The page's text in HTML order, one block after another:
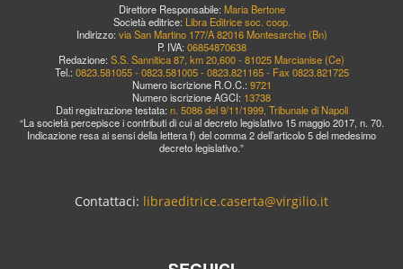
Direttore Responsabile: Maria Bertone
Società editrice: Libra Editrice soc. coop.
Indirizzo: via San Martino 177/A 82016 Montesarchio (Bn)
P. IVA: 06854870638
Redazione: S.S. Sannitica 87, km 20,600 - 81025 Marcianise (Ce)
Tel.: 0823.581055 - 0823.581005 - 0823.821165 - Fax 0823.821725
Numero iscrizione R.O.C.: 9721
Numero iscrizione AGCI: 13738
Dati registrazione testata: n. 5086 del 9/11/1999, Tribunale di Napoli
“La società percepisce i contributi di cui al decreto legislativo 15 maggio 2017, n. 70.
Indicazione resa ai sensi della lettera f) del comma 2 dell’articolo 5 del medesimo
decreto legislativo.”
Contattaci: libraeditrice.caserta@virgilio.it